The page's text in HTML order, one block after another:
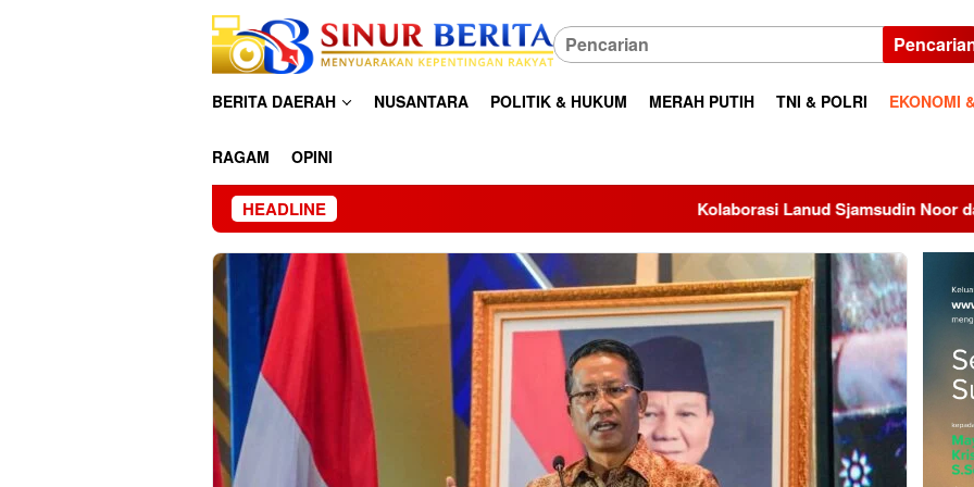
BERITA DAERAH NUSANTARA POLITIK & HUKUM MERAH PUTIH TNI & POLRI EKONOMI
RAGAM OPINI
HEADLINE Kolaborasi Lanud Sjamsudin Noor dan BRI, TK Angkasa